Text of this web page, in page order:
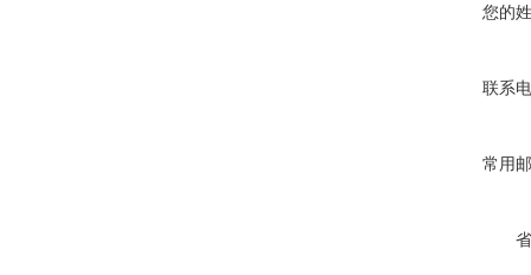
您的
联系
常用